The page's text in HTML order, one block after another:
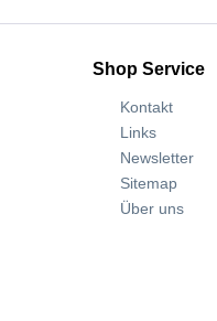
Shop Service
Kontakt
Links
Newsletter
Sitemap
Über uns